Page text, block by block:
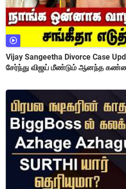
Vijay Sangeetha Divorce Case
சேர்ந்து விஜய் மீண்டும் ஆனந்த